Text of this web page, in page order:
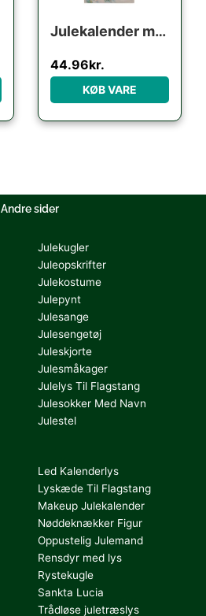
Julekalender m. lys chokolade Ø
44.96kr.
KØB VARE
Andre sider
Julekugler
Juleopskrifter
Julekostume
Julepynt
Julesange
Julesengetøj
Juleskjorte
Julesmåkager
Julelys Til Flagstang
Julesokker Med Navn
Julestel
Led Kalenderlys
Lyskæde Til Flagstang
Makeup Julekalender
Nøddeknækker Figur
Oppustelig Julemand
Rensdyr med lys
Rystekugle
Sankta Lucia
Trådløse juletræslys